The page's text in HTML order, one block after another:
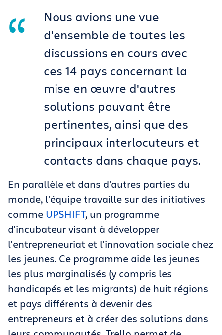
Nous avions une vue
d'ensemble de toutes les
discussions en cours avec
ces 14 pays concernant la
mise en œuvre d'autres
solutions pouvant être
pertinentes, ainsi que des
principaux interlocuteurs et
contacts dans chaque pays.
En parallèle et dans d'autres parties du
monde, l'équipe travaille sur des initiatives
comme UPSHIFT, un programme
d'incubateur visant à développer
l'entrepreneuriat et l'innovation sociale chez
les jeunes. Ce programme aide les jeunes
les plus marginalisés (y compris les
handicapés et les migrants) de huit régions
et pays différents à devenir des
entrepreneurs et à créer des solutions dans